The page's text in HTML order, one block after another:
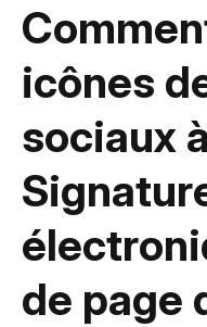
icônes
sociaux
de page